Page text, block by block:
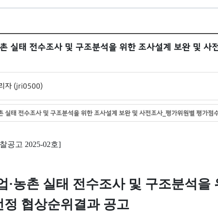
실태 전수조사 및 구조분석을 위한 조사설계 보완 및 사
자 (jri0500)
실태 전수조사 및 구조분석을 위한 조사설계 보완 및 사전조사_평가위원별 평가
공고 2025-02호]
·농촌 실태 전수조사 및 구조분석
정 협상순위결과 공고